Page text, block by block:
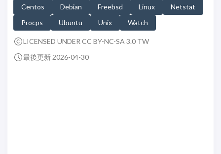
Centos Debian Freebsd Linux
Netstat
Procps
Ubuntu Unix Watch
LICENSED UNDER CC BY-NC-SA 3.0 TW
最後更新 2026-04-30